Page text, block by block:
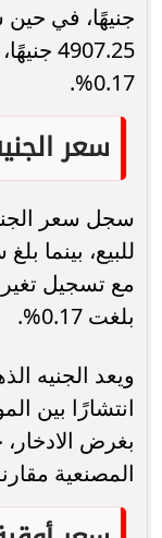
جنيهًا، في
0.17%.
سعر
بلغت 0.17%.
ويعد الجنيه
انتشارًا بين
بغرض
المصنعية